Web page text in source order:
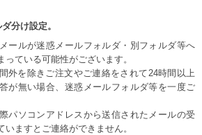
分け設定。
ールが迷惑メールフォルダ・別フォルダ等へ
ている可能性がございます。
外を除きご注文やご連絡をされて24時間以上
が無い場合、迷惑メールフォルダ等を一度ご
パソコンアドレスから送信されたメールの受
ますとご連絡ができません。